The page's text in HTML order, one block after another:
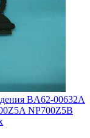
BA62-00632A
NP700Z5B